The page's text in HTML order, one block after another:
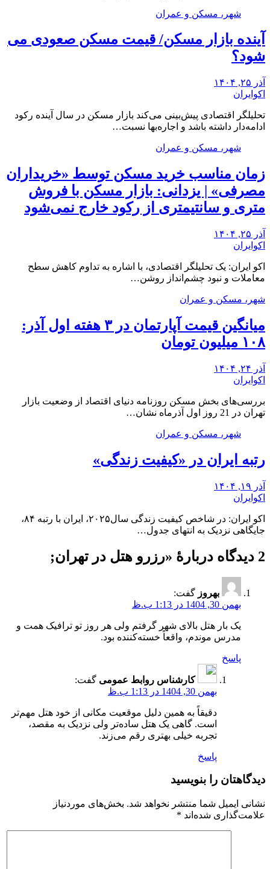
شهر، مسکن و عمران
آینده بازار مسکن/ قیمت مسکن صعودی می
شود؟
آذر ۲۵, ۱۴۰۴
اکوایران
تحلیلگر اقتصادی پیش‌بینی می‌کند بازار مسکن در سال آینده رکود
ادامه‌دار داشته باشد و اجاره‌بها نسبت…
شهر، مسکن و عمران
زمان مناسب خرید مسکن توسط «خریداران
مصرفی» | یزدانی: بازار مسکن با فروش
متری و سانتیمتری از رکود خارج نمی‌شود
آذر ۲۵, ۱۴۰۴
اکوایران
اکو ایران: یک تحلیلگر اقتصادی، با اشاره به تداوم کاهش سطح
معاملات و نبود چشم‌انداز روشن…
شهر، مسکن و عمران
میانگین قیمت آپارتمان در ۳ هفته اول آذر:
۱۰۸ میلیون تومان
آذر ۲۴, ۱۴۰۴
اکوایران
بررسی‌های بخش مسکن روزنامه دنیای اقتصاد از وضعیت بازار
تهران در 21 روز اول آذرماه نشان…
شهر، مسکن و عمران
رتبه ایران در «کیفیت زندگی»
آذر ۱۹, ۱۴۰۴
اکوایران
اکو ایران: در شاخص کیفیت زندگی سال‌۲۰۲۵، ایران با رتبه ۸۴،
جایگاهی نزدیک به انتهای جدول…
2 دیدگاه دربارهٔ « رزرو هتل در تهران;
بهروز گفت:
بهمن 30, 1404 در 1:13 ب.ظ
یک بار هتل بالای شهر گرفتم ولی هر روز تو ترافیک همت و
مدرس موندم، واقعاً خسته‌کننده بود.
پاسخ
کارشناس روابط عمومی گفت:
بهمن 30, 1404 در 1:13 ب.ظ
دقیقاً به همین دلیل موقعیت مکانی از خود هتل مهم‌تر
است. گاهی یک هتل ساده‌تر ولی نزدیک به مقصد،
تجربه خیلی بهتری رقم می‌زند.
پاسخ
دیدگاهتان را بنویسید
نشانی ایمیل شما منتشر نخواهد شد. بخش‌های موردنیاز
علامت‌گذاری شده‌اند *